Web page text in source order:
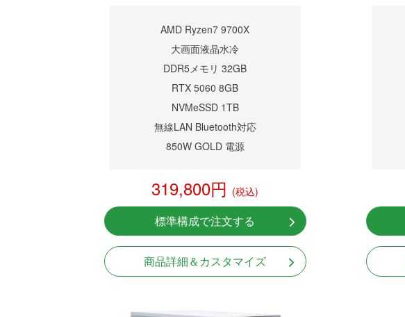
AMD Ryzen7 9700X
大画面液晶水冷
DDR5メモリ 32GB
RTX 5060 8GB
NVMeSSD 1TB
無線LAN Bluetooth対応
850W GOLD 電源
319,800円 (税込)
標準構成で注文する
商品詳細＆カスタマイズ